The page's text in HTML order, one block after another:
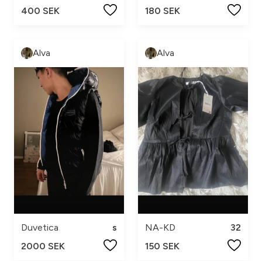
400 SEK
180 SEK
Alva
Duvetica
s
2000 SEK
Alva
NA-KD
32
150 SEK